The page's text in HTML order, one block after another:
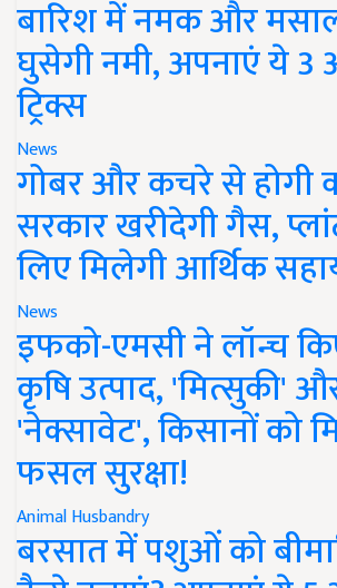
बारिश में नमक और
घुसेगी नमी, अपनाएं ये
ट्रिक्स
News
गोबर और कचरे से होगी
सरकार खरीदेगी गैस,
लिए मिलेगी आर्थिक
News
इफको-एमसी ने लॉन्च
कृषि उत्पाद, 'मित्सुकी'
'नेक्सावेट', किसानों को
फसल सुरक्षा!
Animal Husbandry
बरसात में पशुओं को